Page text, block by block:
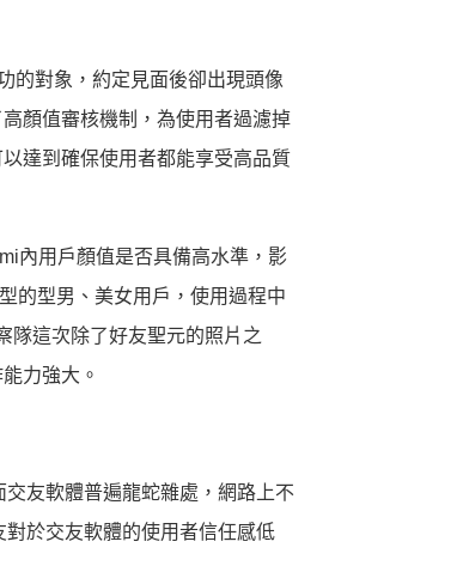
的對象，約定見面後卻出現頭像
顏值審核機制，為使用者過濾掉
達到確保使用者都能享受高品質
內用戶顏值是否具備高水準，影
的型男、美女用戶，使用過程中
隊這次除了好友聖元的照片之
力強大。
友軟體普遍龍蛇雜處，網路上不
於交友軟體的使用者信任感低